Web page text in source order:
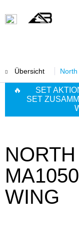
Übersicht North
🔥 SET AKTION
SET
WING